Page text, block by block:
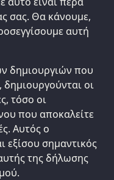
σας. Θα κάνουμε,
αυτή
δημιουργιών που
οι
τόσο οι
που αποκαλείτε
Αυτός ο
εξίσου σημαντικός
της δήλωσης